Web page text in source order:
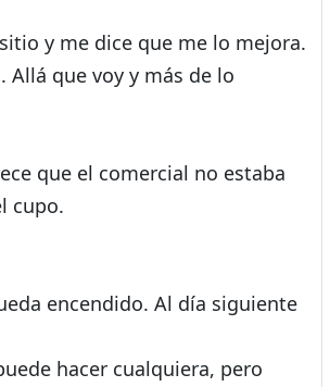
y me dice que me lo mejora.
Allá que voy y más de lo
que el comercial no estaba
cupo.
encendido. Al día siguiente
hacer cualquiera, pero